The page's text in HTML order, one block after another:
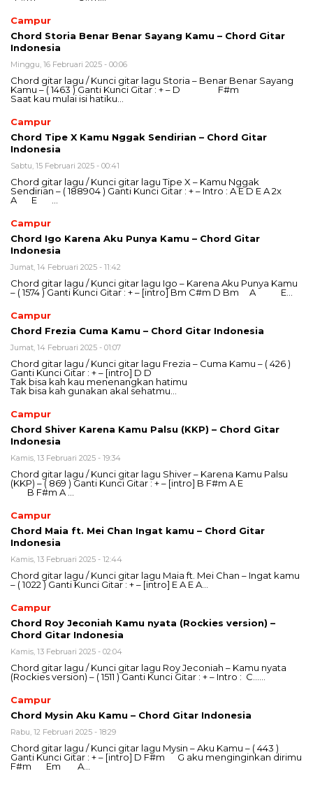
Campur
Chord Storia Benar Benar Sayang Kamu – Chord Gitar
Indonesia
Minggu, 16 Februari 2025 - 00:06
Chord gitar lagu / Kunci gitar lagu Storia – Benar Benar Sayang
Kamu – ( 1463 ) Ganti Kunci Gitar : + – D F#m
Saat kau mulai isi hatiku…
Campur
Chord Tipe X Kamu Nggak Sendirian – Chord Gitar
Indonesia
Sabtu, 15 Februari 2025 - 00:41
Chord gitar lagu / Kunci gitar lagu Tipe X – Kamu Nggak
Sendirian – ( 188904 ) Ganti Kunci Gitar : + – Intro : A E D E A 2x
A E …
Campur
Chord Igo Karena Aku Punya Kamu – Chord Gitar
Indonesia
Jumat, 14 Februari 2025 - 11:42
Chord gitar lagu / Kunci gitar lagu Igo – Karena Aku Punya Kamu
– ( 1574 ) Ganti Kunci Gitar : + – [intro] Bm C#m D Bm A E…
Campur
Chord Frezia Cuma Kamu – Chord Gitar Indonesia
Jumat, 14 Februari 2025 - 01:07
Chord gitar lagu / Kunci gitar lagu Frezia – Cuma Kamu – ( 426 )
Ganti Kunci Gitar : + – [intro] D D
Tak bisa kah kau menenangkan hatimu
Tak bisa kah gunakan akal sehatmu…
Campur
Chord Shiver Karena Kamu Palsu (KKP) – Chord Gitar
Indonesia
Kamis, 13 Februari 2025 - 19:34
Chord gitar lagu / Kunci gitar lagu Shiver – Karena Kamu Palsu
(KKP) – ( 869 ) Ganti Kunci Gitar : + – [intro] B F#m A E
B F#m A …
Campur
Chord Maia ft. Mei Chan Ingat kamu – Chord Gitar
Indonesia
Kamis, 13 Februari 2025 - 12:44
Chord gitar lagu / Kunci gitar lagu Maia ft. Mei Chan – Ingat kamu
– ( 1022 ) Ganti Kunci Gitar : + – [intro] E A E A…
Campur
Chord Roy Jeconiah Kamu nyata (Rockies version) –
Chord Gitar Indonesia
Kamis, 13 Februari 2025 - 02:04
Chord gitar lagu / Kunci gitar lagu Roy Jeconiah – Kamu nyata
(Rockies version) – ( 1511 ) Ganti Kunci Gitar : + – Intro : C……
Campur
Chord Mysin Aku Kamu – Chord Gitar Indonesia
Rabu, 12 Februari 2025 - 18:29
Chord gitar lagu / Kunci gitar lagu Mysin – Aku Kamu – ( 443 )
Ganti Kunci Gitar : + – [intro] D F#m G aku menginginkan dirimu
F#m Em A…